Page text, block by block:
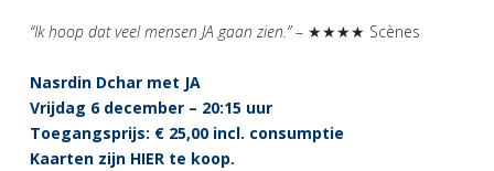
“Ik hoop dat veel mensen JA gaan zien.”– ★★★★ Scènes
Nasrdin Dchar met JA
Vrijdag 6 december – 20:15 uur
Toegangsprijs: € 25,00 incl. consumptie
Kaarten zijn HIER te koop.